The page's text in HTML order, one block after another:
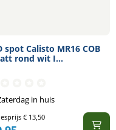
spot Calisto MR16 COB
rond wit I...
in huis
€13,50